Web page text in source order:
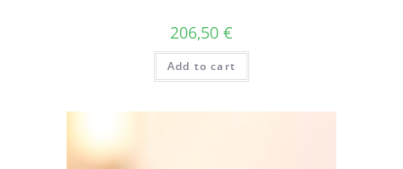
206,50 €
Add to cart